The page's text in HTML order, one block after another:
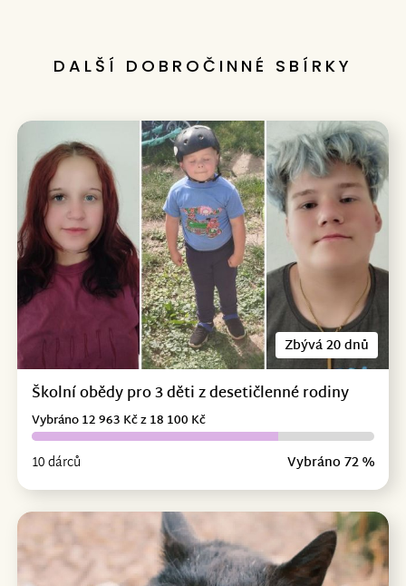
DALŠÍ DOBROČINNÉ SBÍRKY
Zbývá 20 dnů
Školní obědy pro 3 děti z desetičlenné rodiny
10 dárců Vybráno 72 %
Vybráno 12 963 Kč z 18 100 Kč